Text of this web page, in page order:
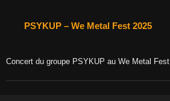
PSYKUP – We Metal Fest 2025
Concert du groupe PSYKUP au We Metal Fest